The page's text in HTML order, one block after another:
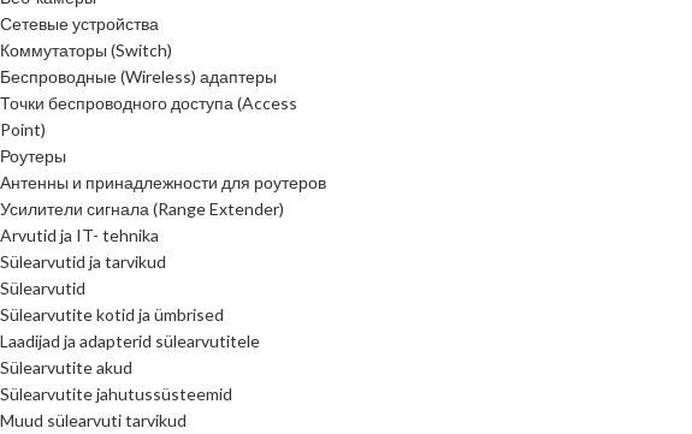
Сетевые устройства
Коммутаторы (Switch)
Беспроводные (Wireless) адаптеры
Точки беспроводного доступа (Access
Point)
Роутеры
Антенны и принадлежности для роутеров
Усилители сигнала (Range Extender)
Arvutid ja IT- tehnika
Sülearvutid ja tarvikud
Sülearvutid
Sülearvutite kotid ja ümbrised
Laadijad ja adapterid sülearvutitele
Sülearvutite akud
Sülearvutite jahutussüsteemid
Muud sülearvuti tarvikud